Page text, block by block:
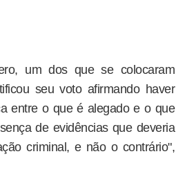
um dos que se colocaram
seu voto afirmando haver
entre o que é alegado e o que
de evidências que deveria
criminal, e não o contrário",